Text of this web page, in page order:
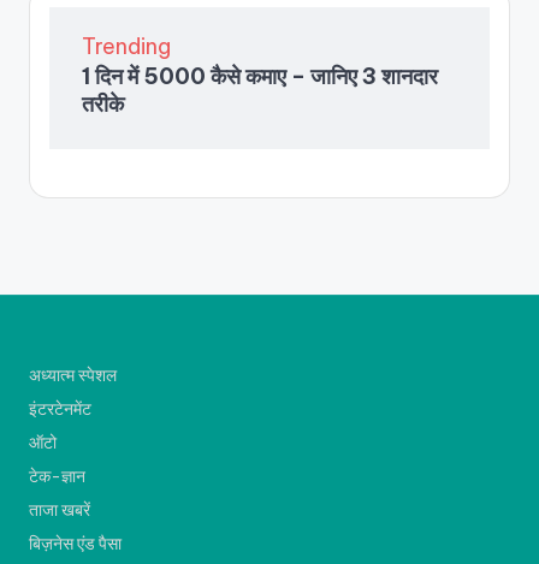
Trending
1 दिन में 5000 कैसे कमाए – जानिए 3 शानदार
तरीके
अध्यात्म स्पेशल
इंटरटेनमेंट
ऑटो
टेक-ज्ञान
ताजा खबरें
बिज़नेस एंड पैसा